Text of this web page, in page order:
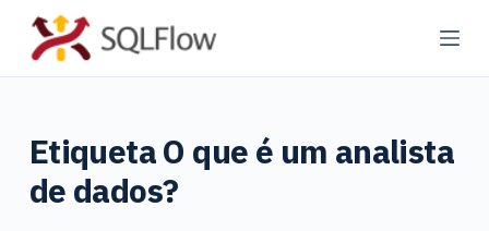
P
u
a
EtiquetaO que é um analista
de dados?